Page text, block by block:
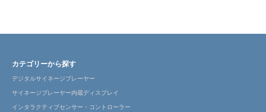
カテゴリーから探す
デジタルサイネージプレーヤー
サイネージプレーヤー内蔵ディスプレイ
インタラクティブセンサー・コントローラー